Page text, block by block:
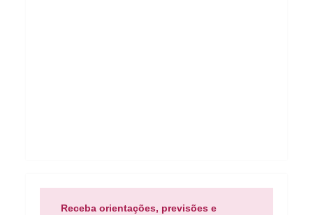
Receba orientações, previsões e